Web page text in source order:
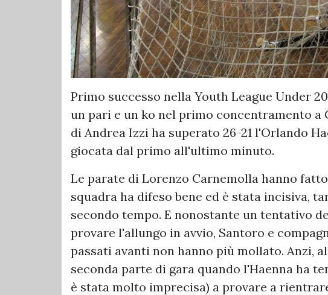
Primo successo nella Youth League Under
un pari e un ko nel primo concentramento a
di Andrea Izzi ha superato 26-21 l'Orlando
giocata dal primo all'ultimo minuto.
Le parate di Lorenzo Carnemolla hanno
squadra ha difeso bene ed è stata incisiva,
secondo tempo. E nonostante un tentativo
provare l'allungo in avvio, Santoro e
passati avanti non hanno più mollato. Anzi,
seconda parte di gara quando l'Haenna ha
è stata molto imprecisa) a provare a